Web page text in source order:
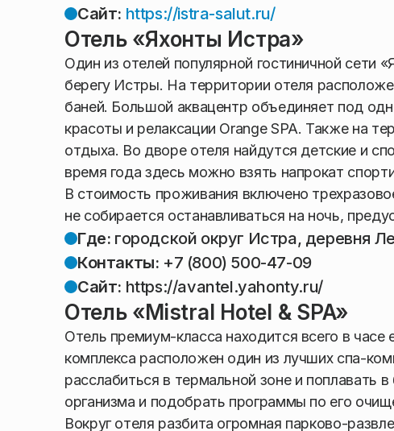
Сайт: https://istra-salut.ru/
Отель «Яхонты Истра»
Один из отелей популярной гостиничной
берегу Истры. На территории отеля
баней. Большой аквацентр объединяет под
красоты и релаксации Orange SPA. Также на
отдыха. Во дворе отеля найдутся детские и
время года здесь можно взять напрокат
В стоимость проживания включено
не собирается останавливаться на ночь,
Где: городской округ Истра, деревня
Контакты: +7 (800) 500-47-09
Сайт: https://avantel.yahonty.ru/
Отель «Mistral Hotel & SPA»
Отель премиум-класса находится всего в
комплекса расположен один из лучших спа-
расслабиться в термальной зоне и поплавать
организма и подобрать программы по его
Вокруг отеля разбита огромная парково-